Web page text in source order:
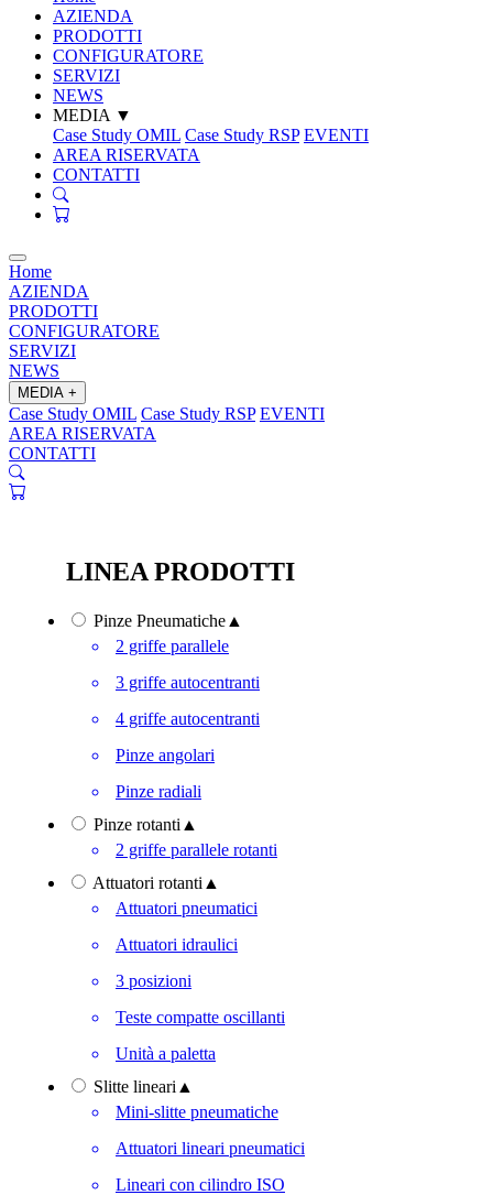
AZIENDA
PRODOTTI
CONFIGURATORE
SERVIZI
NEWS
MEDIA ▼
Case Study OMIL Case Study RSP EVENTI
AREA RISERVATA
CONTATTI
Home
AZIENDA
PRODOTTI
CONFIGURATORE
SERVIZI
NEWS
MEDIA +
Case Study OMIL Case Study RSP EVENTI
AREA RISERVATA
CONTATTI
LINEA PRODOTTI
Pinze Pneumatiche ▲
2 griffe parallele
3 griffe autocentranti
4 griffe autocentranti
Pinze angolari
Pinze radiali
Pinze rotanti ▲
2 griffe parallele rotanti
Attuatori rotanti ▲
Attuatori pneumatici
Attuatori idraulici
3 posizioni
Teste compatte oscillanti
Unità a paletta
Slitte lineari ▲
Mini-slitte pneumatiche
Attuatori lineari pneumatici
Lineari con cilindro ISO